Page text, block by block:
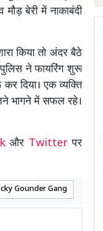
बेरी में नाकाबंदी
किया तो अंदर बैठे
ने फायरिंग शुरू
दिया। एक व्यक्ति
भागने में सफल रहे।
और Twitterपर
Gounder Gang